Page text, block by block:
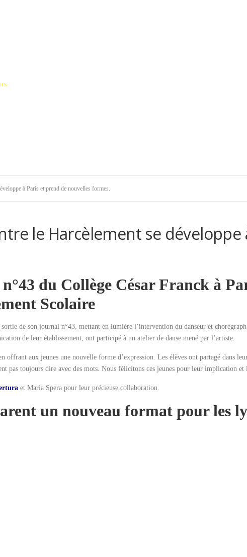
à Paris et prend de nouvelles formes.
le Harcèlement se
du Collège César Franck à
Scolaire
de son journal n°43, mettant en lumière l’intervention du danseur et
de leur établissement, ont participé à un atelier de danse mené par l’artiste.
offrant aux jeunes une nouvelle forme d’expression. Les élèves ont partagé dans
pas toujours dire avec des mots. Nous félicitons ces jeunes pour leur implication
et Maria Spera pour leur précieuse collaboration.
un nouveau format pour les